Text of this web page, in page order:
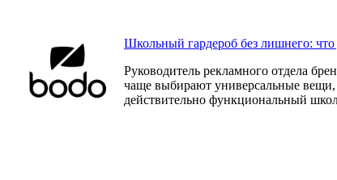
Школьный гардероб без лишнего:
Руководитель рекламного отдела
чаще выбирают универсальные вещи,
действительно функциональный